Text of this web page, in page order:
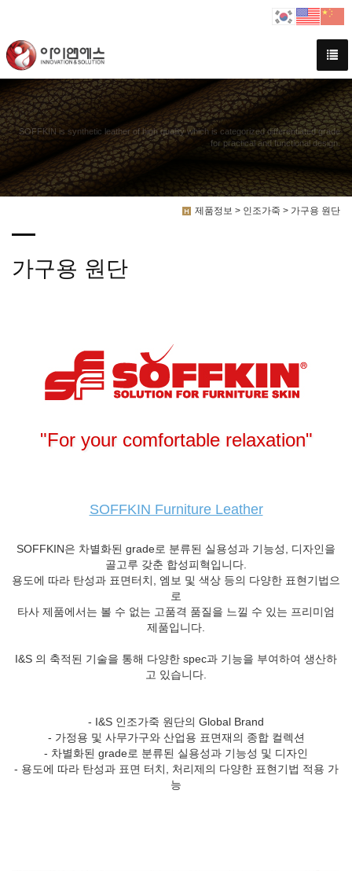
SOFFKIN is synthetic leather of high quality which is categorized differentiated grade
for practical and functional design.
제품정보 > 인조가죽 > 가구용 원단
가구용 원단
"For your comfortable relaxation"
SOFFKIN Furniture Leather
SOFFKIN은 차별화된 grade로 분류된 실용성과 기능성, 디자인을
골고루 갖춘 합성피혁입니다.
용도에 따라 탄성과 표면터치, 엠보 및 색상 등의 다양한 표현기법으
로
타사 제품에서는 볼 수 없는 고품격 품질을 느낄 수 있는 프리미엄
제품입니다.
I&S 의 축적된 기술을 통해 다양한 spec과 기능을 부여하여 생산하
고 있습니다.
- I&S 인조가죽 원단의 Global Brand
- 가정용 및 사무가구와 산업용 표면재의 종합 컬렉션
- 차별화된 grade로 분류된 실용성과 기능성 및 디자인
- 용도에 따라 탄성과 표면 터치, 처리제의 다양한 표현기법 적용 가
능